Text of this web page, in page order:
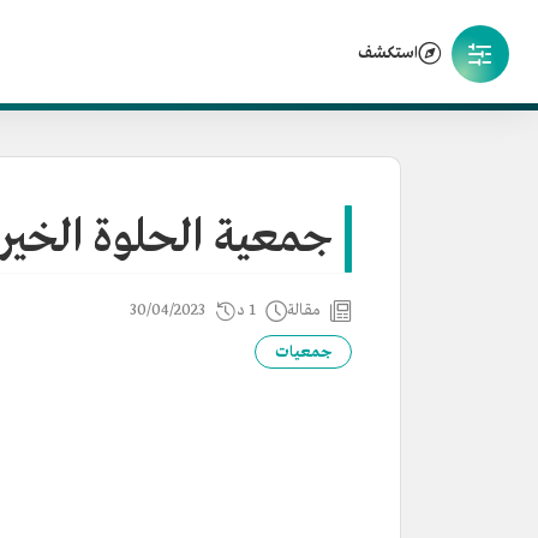
استكشف
جمعية الحلوة
مقالة 1 د 30/04/2023
جمعيات